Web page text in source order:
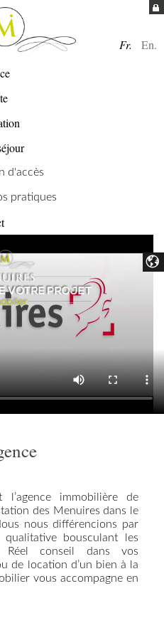
d'accès
pratiques
Fr. En.
l’agence immobilière de
des Menuires dans le
nous différencions par
bousculant les
Réel conseil dans vos
de location d’un bien à la
vous accompagne en